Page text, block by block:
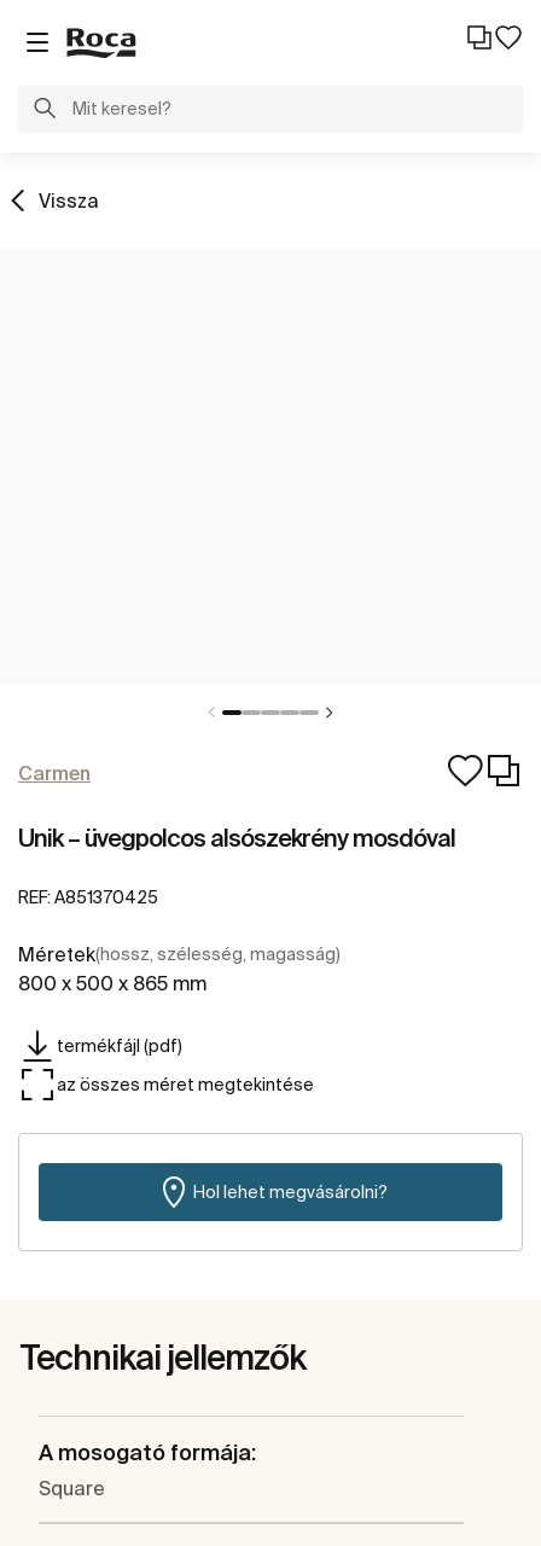
Vissza
Carmen
Unik – üvegpolcos alsószekrény mosdóval
REF: A851370425
Méretek(hossz, szélesség, magasság)
800 x 500 x 865 mm
termékfájl (pdf)
az összes méret megtekintése
Hol lehet megvásárolni?
Technikai jellemzők
A mosogató formája:
Square